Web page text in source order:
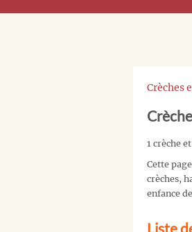
Crèches
1 crèche
Cette
crèches,
enfance
Liste